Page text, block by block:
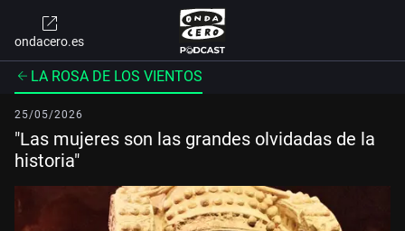
ondacero.es
LA ROSA DE LOS VIENTOS
25/05/2026
"Las mujeres son las grandes olvidadas de la
historia"